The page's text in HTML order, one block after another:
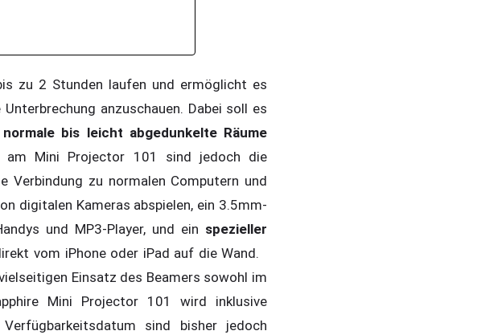
zu 2 Stunden laufen und ermöglicht es
anzuschauen. Dabei soll es
normale bis leicht abgedunkelte Räume
am Mini Projector 101 sind jedoch die
Verbindung zu normalen Computern und
digitalen Kameras abspielen, ein 3.5mm-
und MP3-Player, und ein spezieller
vom iPhone oder iPad auf die Wand.
Einsatz des Beamers sowohl im
Mini Projector 101 wird inklusive
sind bisher jedoch